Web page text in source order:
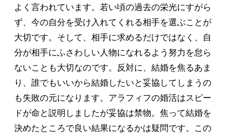
よく言われています。若い頃の過去の栄光にすがら
ず、今の自分を受け入れてくれる相手を選ぶことが
大切です。そして、相手に求めるだけではなく、自
分が相手にふさわしい人物になれるよう努力を怠ら
ないことも大切なのです。反対に、結婚を焦るあま
り、誰でもいいから結婚したいと妥協してしまうの
も失敗の元になります。アラフィフの婚活はスピー
ドが命と説明しましたが妥協は禁物。焦って結婚を
決めたところで良い結果になるかは疑問です。この